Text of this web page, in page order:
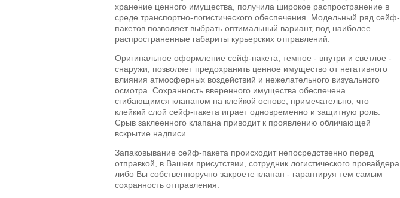
хранение ценного имущества, получила широкое распространение в
среде транспортно-логистического обеспечения. Модельный ряд сейф-
пакетов позволяет выбрать оптимальный вариант, под наиболее
распространенные габариты курьерских отправлений.
Оригинальное оформление сейф-пакета, темное - внутри и светлое -
снаружи, позволяет предохранить ценное имущество от негативного
влияния атмосферных воздействий и нежелательного визуального
осмотра. Сохранность вверенного имущества обеспечена
сгибающимся клапаном на клейкой основе, примечательно, что
клейкий слой сейф-пакета играет одновременно и защитную роль.
Срыв заклеенного клапана приводит к проявлению обличающей
вскрытие надписи.
Запаковывание сейф-пакета происходит непосредственно перед
отправкой, в Вашем присутствии, сотрудник логистического провайдера,
либо Вы собственноручно закроете клапан - гарантируя тем самым
сохранность отправления.